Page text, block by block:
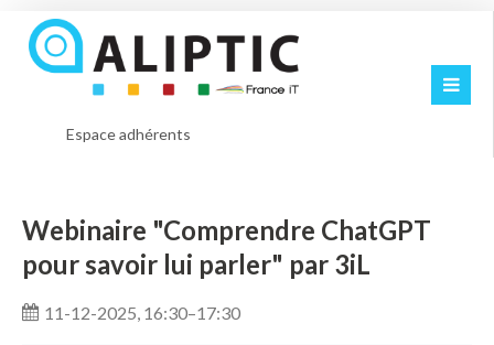
Espace adhérents
Webinaire "Comprendre ChatGPT
pour savoir lui parler" par 3iL
11-12-2025, 16:30–17:30